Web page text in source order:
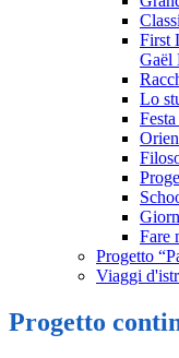
First
Gaël
Lo
Fare
Progetto
Viaggi
Progetto